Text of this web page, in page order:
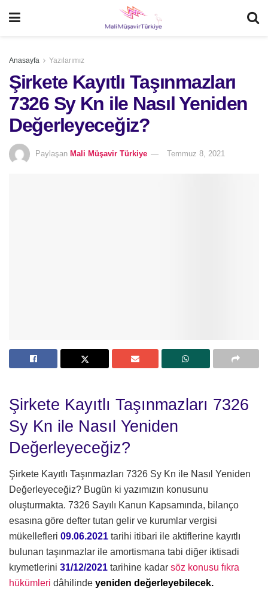
Anasayfa Yazılarımız
Şirkete Kayıtlı Taşınmazları
7326 Sy Kn ile Nasıl Yeniden
Değerleyeceğiz?
Paylaşan Mali Müşavir Türkiye Temmuz 8, 2021
Şirkete Kayıtlı Taşınmazları 7326
Sy Kn ile Nasıl Yeniden
Değerleyeceğiz?
Şirkete Kayıtlı Taşınmazları 7326 Sy Kn ile Nasıl Yeniden
Değerleyeceğiz? Bugün ki yazımızın konusunu
oluşturmakta. 7326 Sayılı Kanun Kapsamında, bilanço
esasına göre defter tutan gelir ve kurumlar vergisi
mükellefleri 09.06.2021 tarihi itibari ile aktiflerine kayıtlı
bulunan taşınmazlar ile amortismana tabi diğer iktisadi
kıymetlerini 31/12/2021 tarihine kadar söz konusu fıkra
hükümleri dâhilinde yeniden değerleyebilecek.